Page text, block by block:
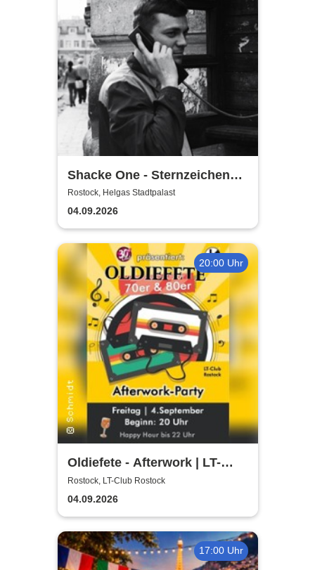
Shacke One - Sternzeichen
Boss Tour
Rostock, Helgas Stadtpalast
04.09.2026
20:00 Uhr
Oldiefete - Afterwork | LT-
Club Rostock
Rostock, LT-Club Rostock
04.09.2026
17:00 Uhr